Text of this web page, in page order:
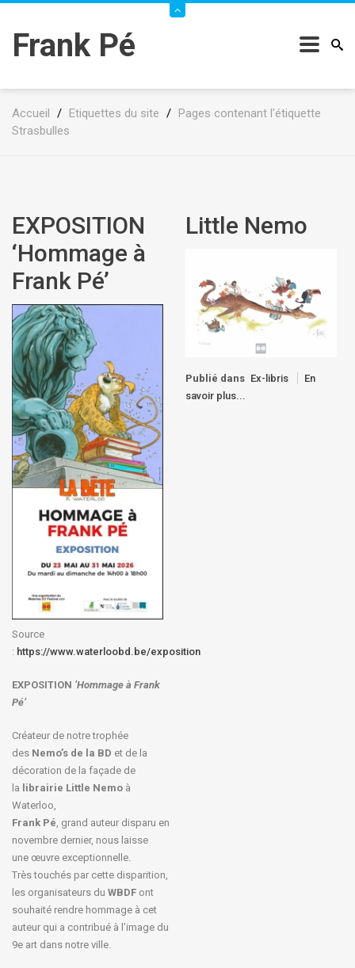
Frank Pé
Accueil / Etiquettes du site / Pages contenant l'étiquette
Strasbulles
EXPOSITION
‘Hommage à
Frank Pé’
Source
: https://www.waterloobd.be/exposition
EXPOSITION ‘Hommage à Frank
Pé’
Créateur de notre trophée
des Nemo’s de la BD et de la
décoration de la façade de
la librairie Little Nemo à
Waterloo,
Frank Pé, grand auteur disparu en
novembre dernier, nous laisse
une œuvre exceptionnelle.
Très touchés par cette disparition,
les organisateurs du WBDF ont
souhaité rendre hommage à cet
auteur qui a contribué à l’image du
9e art dans notre ville.
Little Nemo
Publié dans Ex-libris
En
savoir plus...